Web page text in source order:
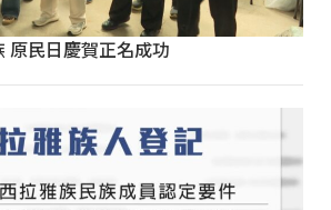
原民日慶賀正名成功